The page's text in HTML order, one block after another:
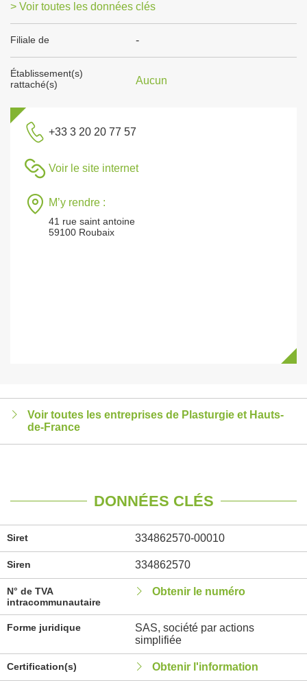
> Voir toutes les données clés
Filiale de -
Établissement(s)
rattaché(s)
Aucun
+33 3 20 20 77 57
Voir le site internet
M’y rendre :
41 rue saint antoine
59100 Roubaix
Voir toutes les entreprises de Plasturgie et Hauts-
de-France
DONNÉES CLÉS
Siret 334862570-00010
Siren 334862570
N° de TVA
intracommunautaire
Obtenir le numéro
Forme juridique
SAS, société par actions
simplifiée
Certification(s) Obtenir l'information